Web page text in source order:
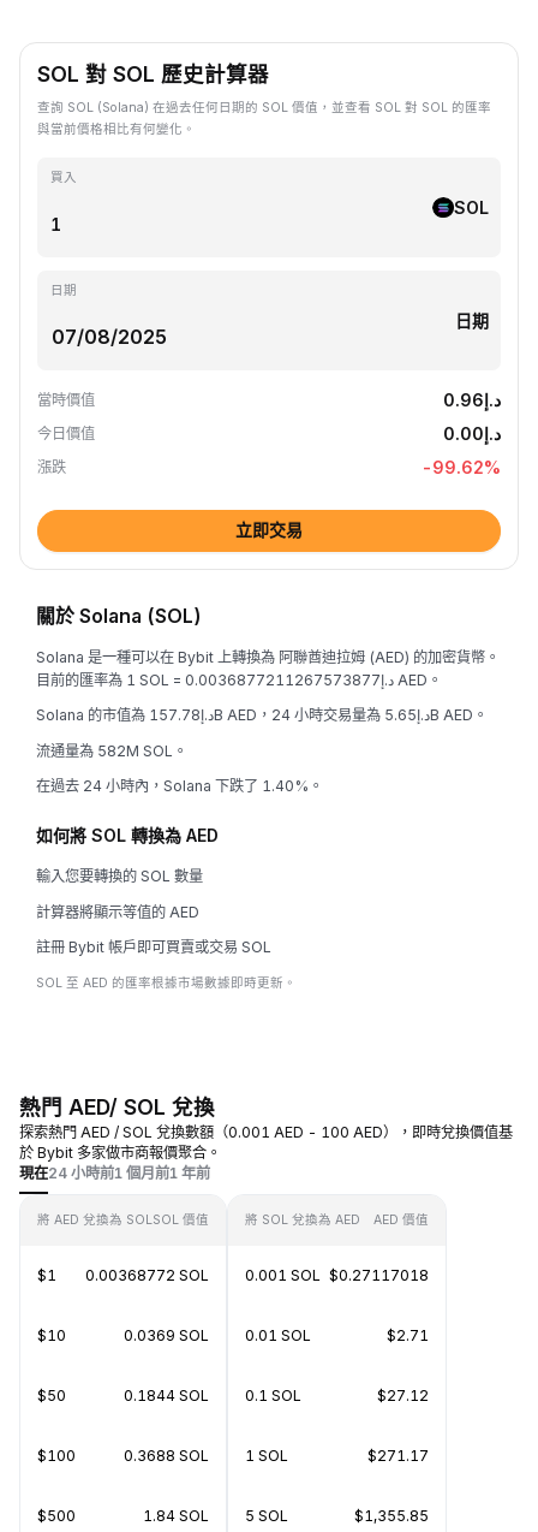
SOL 對 SOL 歷史計算器
查詢 SOL (Solana) 在過去任何日期的 SOL 價值，並查看 SOL 對 SOL 的匯率
與當前價格相比有何變化。
買入
SOL
日期
日期
當時價值 د.إ0.96
今日價值 د.إ0.00
漲跌 -99.62%
立即交易
關於 Solana (SOL)
Solana 是一種可以在 Bybit 上轉換為 阿聯酋迪拉姆 (AED) 的加密貨幣。
目前的匯率為 1 SOL = د.إ0.0036877211267573877 AED。
Solana 的市值為 د.إ157.78B AED，24 小時交易量為 د.إ5.65B AED。
流通量為 582M SOL。
在過去 24 小時內，Solana 下跌了 1.40%。
如何將 SOL 轉換為 AED
輸入您要轉換的 SOL 數量
計算器將顯示等值的 AED
註冊 Bybit 帳戶即可買賣或交易 SOL
SOL 至 AED 的匯率根據市場數據即時更新。
熱門 AED/ SOL 兌換
探索熱門 AED / SOL 兌換數額（0.001 AED - 100 AED），即時兌換價值基
於 Bybit 多家做市商報價聚合。
現在24 小時前1 個月前1 年前
將 AED 兌換為 SOLSOL 價值
$1 0.00368772 SOL
$10 0.0369 SOL
$50 0.1844 SOL
$100 0.3688 SOL
$500 1.84 SOL
將 SOL 兌換為 AED AED 價值
0.001 SOL $0.27117018
0.01 SOL $2.71
0.1 SOL $27.12
1 SOL $271.17
5 SOL $1,355.85